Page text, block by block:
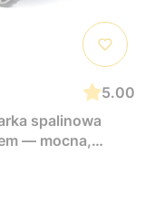
5.00
spalinowa
— mocna,
idealna do